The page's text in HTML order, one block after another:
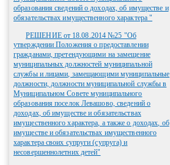
образования сведений о доходах, об имуществе и
обязательствах имущественного характера "
РЕШЕНИЕ от 18.08.2014 №25 "Об
утверждении Положения о предоставлении
гражданами, претендующими на замещение
муниципальных должностей муниципальной
службы и лицами, замещающими муниципальные
должности, должности муниципальной службы в
Муниципальном Совете муниципального
образования поселок Левашово, сведений о
доходах, об имуществе и обязательствах
имущественного характера, а также о доходах, об
имуществе и обязательствах имущественного
характера своих супруги (супруга) и
несовершеннолетних детей"